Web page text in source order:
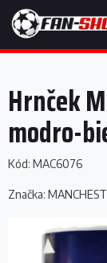
Prejsť
obsah
Hrnček
modro-
Kód: MAC6076
Značka: